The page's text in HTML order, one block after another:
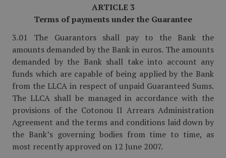
ARTICLE 3
Terms of payments under the Guarantee
3.01 The Guarantors shall pay to the Bank the
amounts demanded by the Bank in euros. The amounts
demanded by the Bank shall take into account any
funds which are capable of being applied by the Bank
from the LLCA in respect of unpaid Guaranteed Sums.
The LLCA shall be managed in accordance with the
provisions of the Cotonou II Arrears Administration
Agreement and the terms and conditions laid down by
the Bank’s governing bodies from time to time, as
most recently approved on 12 June 2007.